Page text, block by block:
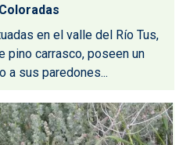
en el valle del Río Tus,
pino carrasco, poseen un
a sus paredones...